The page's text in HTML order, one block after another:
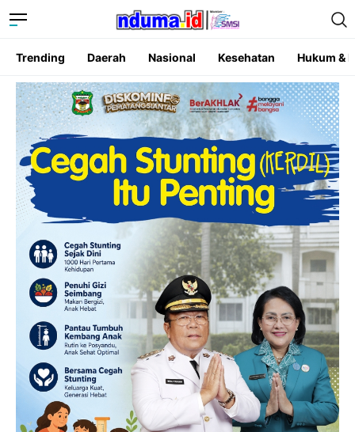
Trending Daerah Nasional Kesehatan Hukum &